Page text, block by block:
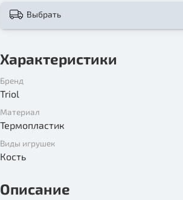
Выбрать
Характеристики
Бренд
Triol
Материал
Термопластик
Виды игрушек
Кость
Описание